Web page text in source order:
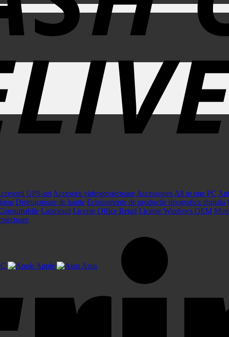
UPS-uri Accesorii videoproiectoare Accessories All in one PC
Distrugatoare de hartie Echipamente de productie tipografica digitala
Laptopuri Licente Office Retail Licente Windows OEM
Apple Asus